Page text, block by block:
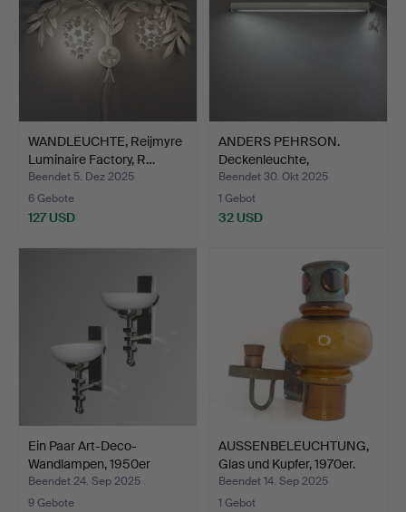
WANDLEUCHTE, Reijmyre
Luminaire Factory, R…
Beendet 5. Dez 2025
6 Gebote
127 USD
ANDERS PEHRSON.
Deckenleuchte,
„Supertuben…
Beendet 30. Okt 2025
1 Gebot
32 USD
Ein Paar Art-Deco-
Wandlampen, 1950er
Jahre.
Beendet 24. Sep 2025
9 Gebote
AUSSENBELEUCHTUNG,
Glas und Kupfer, 1970er.
Beendet 14. Sep 2025
1 Gebot